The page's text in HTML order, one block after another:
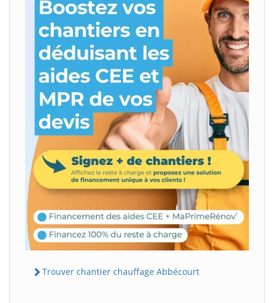
Trouver chantier chauffage Abbécourt